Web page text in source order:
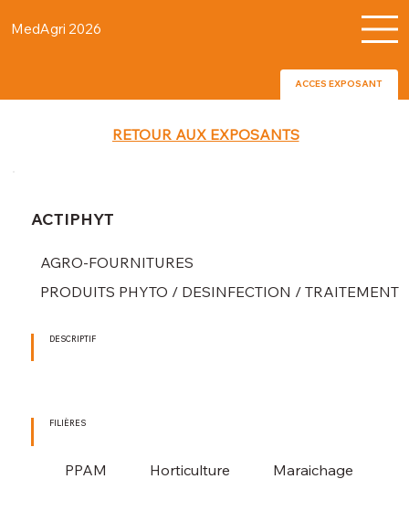
MedAgri 2026
ACCES EXPOSANT
DESCRIPTIF
PPAM Horticulture Maraichage
FILIÈRES
ACTIPHYT
AGRO-FOURNITURES
PRODUITS PHYTO / DESINFECTION / TRAITEMENT
RETOUR AUX EXPOSANTS